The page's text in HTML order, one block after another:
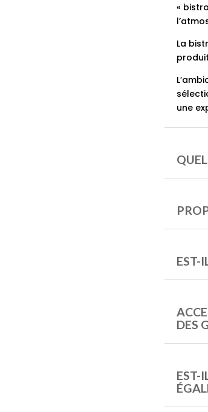
«
La
une
EST-
DES
EST-